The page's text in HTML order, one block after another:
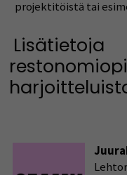
projektitöistä tai
Lisätietoja